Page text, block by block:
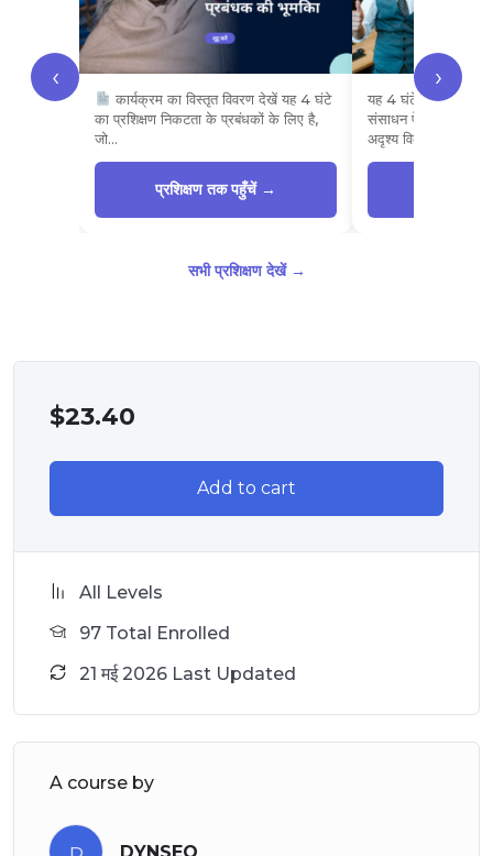
‹
कार्यक्रम का विस्तृत विवरण देखें यह 4 घंटे
का प्रशिक्षण निकटता के प्रबंधकों के लिए है,
जो…
प्रशिक्षण तक पहुँचें →
यह 4 घंटे का प्रशिक्षण
संसाधन पेशेवरों के लिए
अदृश्य विकलांगता…
›
सभी प्रशिक्षण देखें →
$23.40
Add to cart
All Levels
97 Total Enrolled
21 मई 2026 Last Updated
A course by
D DYNSEO